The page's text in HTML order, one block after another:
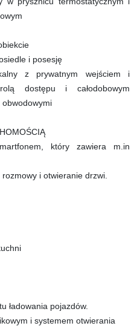
i posesję
z prywatnym wejściem i
dostępu i całodobowym
który zawiera m.in
i otwieranie drzwi.
ładowania pojazdów.
i systemem otwierania